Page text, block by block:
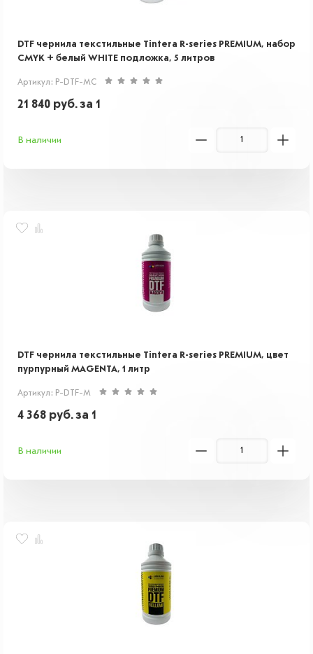
DTF чернила текстильные Tintera R-series PREMIUM, набор
CMYK + белый WHITE подложка, 5 литров
Артикул: P-DTF-MC
21 840 руб.за 1
В наличии
DTF чернила текстильные Tintera R-series PREMIUM, цвет
пурпурный MAGENTA, 1 литр
Артикул: P-DTF-M
4 368 руб.за 1
В наличии